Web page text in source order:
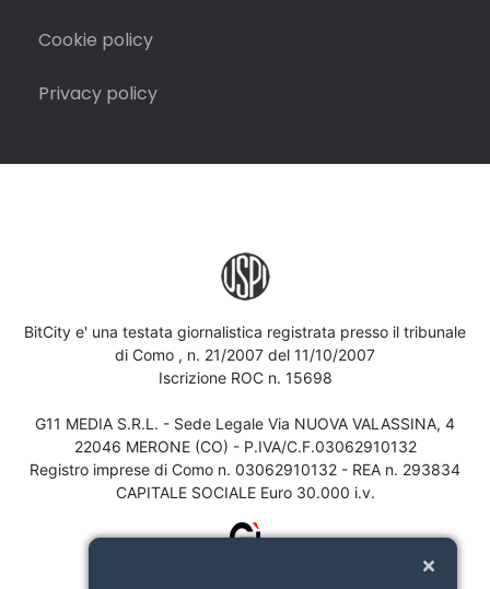
Cookie policy
Privacy policy
BitCity e' una testata giornalistica registrata presso il tribunale
di Como , n. 21/2007 del 11/10/2007
Iscrizione ROC n. 15698
G11 MEDIA S.R.L. - Sede Legale Via NUOVA VALASSINA, 4
22046 MERONE (CO) - P.IVA/C.F.03062910132
Registro imprese di Como n. 03062910132 - REA n. 293834
CAPITALE SOCIALE Euro 30.000 i.v.